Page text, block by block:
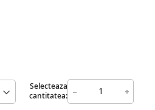
Selecteaza
cantitatea: - +